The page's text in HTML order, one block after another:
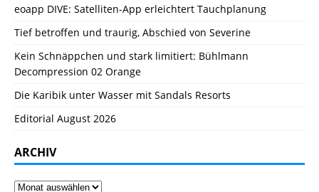
eoapp DIVE: Satelliten-App erleichtert Tauchplanung
Tief betroffen und traurig, Abschied von Severine
Kein Schnäppchen und stark limitiert: Bühlmann
Decompression 02 Orange
Die Karibik unter Wasser mit Sandals Resorts
Editorial August 2026
ARCHIV